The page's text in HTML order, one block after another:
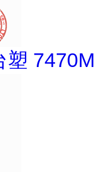
塑 7470M